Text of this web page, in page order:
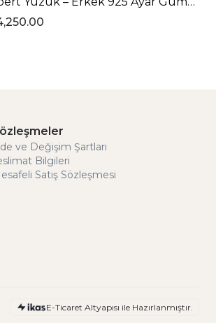
ve Değişim Şartları
Bilgileri
Satış Sözleşmesi
E-Ticaret Altyapısı ile Hazırlanmıştır.